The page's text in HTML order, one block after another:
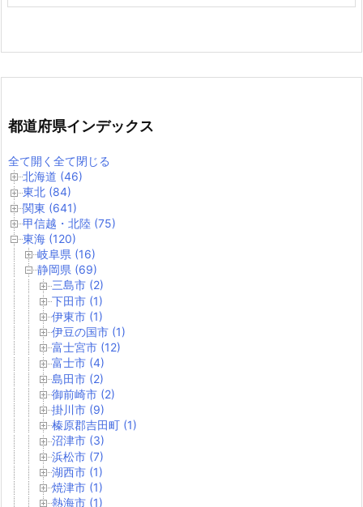
都道府県インデックス
全て開く 全て閉じる
北海道 (46)
東北 (84)
関東 (641)
甲信越・北陸 (75)
東海 (120)
岐阜県 (16)
静岡県 (69)
三島市 (2)
下田市 (1)
伊東市 (1)
伊豆の国市 (1)
富士宮市 (12)
富士市 (4)
島田市 (2)
御前崎市 (2)
掛川市 (9)
榛原郡吉田町 (1)
沼津市 (3)
浜松市 (7)
湖西市 (1)
焼津市 (1)
熱海市 (1)